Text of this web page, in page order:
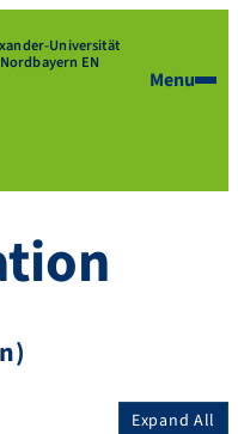
Universität
EN
Menu
Expand All